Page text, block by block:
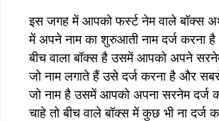
इस जगह में आपको फर्स्ट नेम वाले बॉक्स
में अपने नाम का शुरुआती नाम दर्ज करना
बीच वाला बॉक्स है उसमें आपको अपने
जो नाम लगाते हैं उसे दर्ज करना है और
जो नाम है उसमें आपको अपना सरनेम दर्ज
चाहे तो बीच वाले बॉक्स में कुछ भी ना दर्ज